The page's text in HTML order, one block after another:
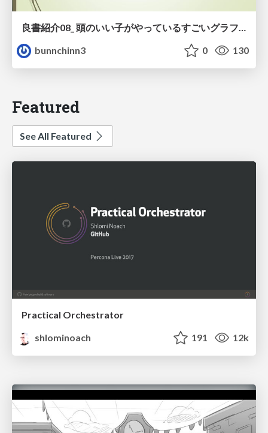
良書紹介08_ 頭のいい子がやっているすごいグラフの読み方
bunnchinn3
0 130
Featured
See All Featured
Practical Orchestrator
shlominoach
191 12k